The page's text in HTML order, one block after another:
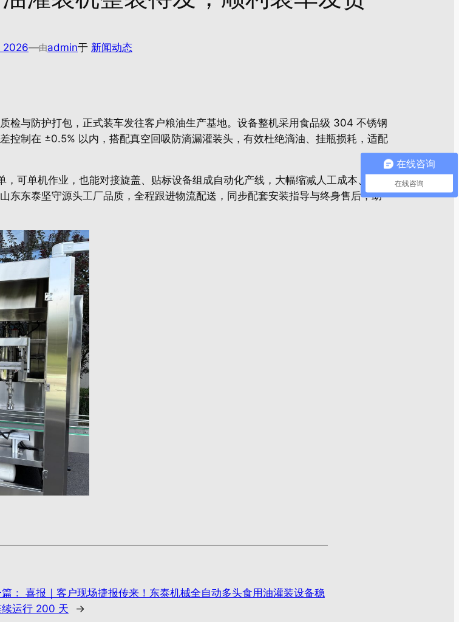
2026—由admin于 新闻动态
检与防护打包，正式装车发往客户粮油生产基地。设备整机采用食品级 304 不锈钢
控制在 ±0.5% 以内，搭配真空回吸防滴漏灌装头，有效杜绝滴油、挂瓶损耗，适配
可单机作业，也能对接旋盖、贴标设备组成自动化产线，大幅缩减人工成本、提升
东东泰坚守源头工厂品质，全程跟进物流配送，同步配套安装指导与终身售后，助
： 喜报｜客户现场捷报传来！东泰机械全自动多头食用油灌装设备稳
续运行 200 天
→
在线咨询
在线咨询